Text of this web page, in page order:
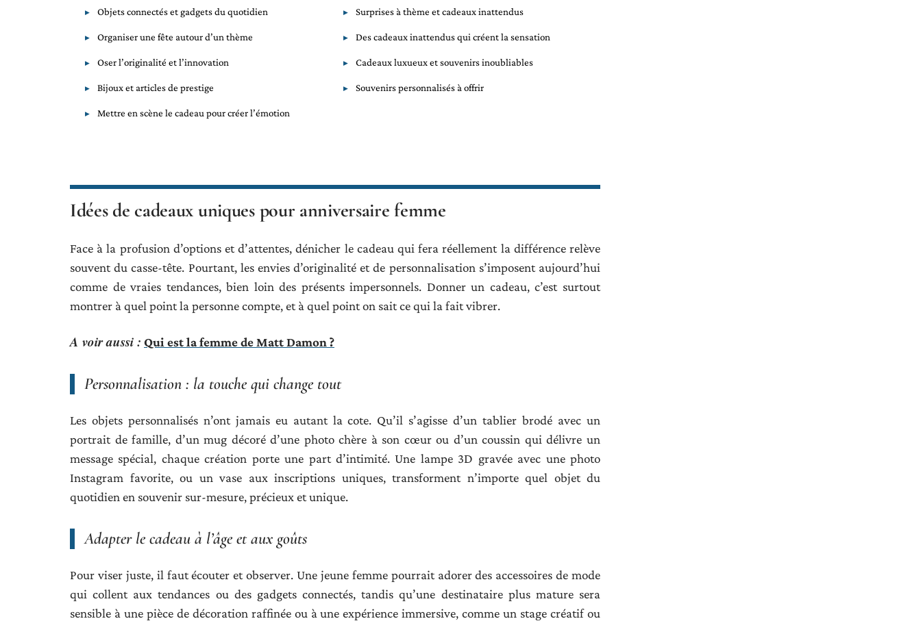
Objets connectés et gadgets du quotidien Surprises à thème et cadeaux inattendus
Organiser une fête autour d’un thème Des cadeaux inattendus qui créent la sensation
Oser l’originalité et l’innovation Cadeaux luxueux et souvenirs inoubliables
Bijoux et articles de prestige Souvenirs personnalisés à offrir
Mettre en scène le cadeau pour créer l’émotion
Idées de cadeaux uniques pour anniversaire femme
Face à la profusion d’options et d’attentes, dénicher le cadeau qui fera réellement la différence relève
souvent du casse-tête. Pourtant, les envies d’originalité et de personnalisation s’imposent aujourd’hui
comme de vraies tendances, bien loin des présents impersonnels. Donner un cadeau, c’est surtout
montrer à quel point la personne compte, et à quel point on sait ce qui la fait vibrer.
A voir aussi : Qui est la femme de Matt Damon ?
Personnalisation : la touche qui change tout
Les objets personnalisés n’ont jamais eu autant la cote. Qu’il s’agisse d’un tablier brodé avec un
portrait de famille, d’un mug décoré d’une photo chère à son cœur ou d’un coussin qui délivre un
message spécial, chaque création porte une part d’intimité. Une lampe 3D gravée avec une photo
Instagram favorite, ou un vase aux inscriptions uniques, transforment n’importe quel objet du
quotidien en souvenir sur-mesure, précieux et unique.
Adapter le cadeau à l’âge et aux goûts
Pour viser juste, il faut écouter et observer. Une jeune femme pourrait adorer des accessoires de mode
qui collent aux tendances ou des gadgets connectés, tandis qu’une destinataire plus mature sera
sensible à une pièce de décoration raffinée ou à une expérience immersive, comme un stage créatif ou